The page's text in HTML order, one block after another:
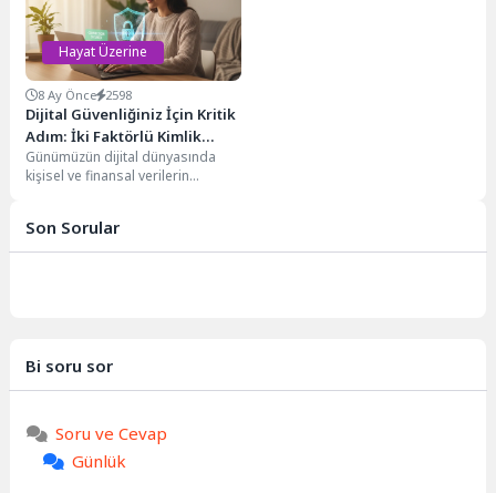
Hayat Üzerine
8 Ay Önce 2598
Dijital Güvenliğiniz İçin Kritik
Adım: İki Faktörlü Kimlik
Doğrulama (2FA)
Günümüzün dijital dünyasında
kişisel ve finansal verilerin
Son Sorular
Bi soru sor
Soru ve Cevap
Günlük